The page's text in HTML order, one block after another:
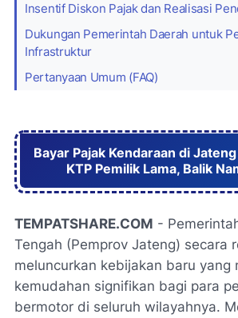
Insentif Diskon Pajak dan Realisasi
Dukungan Pemerintah Daerah untuk
Infrastruktur
Pertanyaan Umum (FAQ)
Bayar Pajak Kendaraan di
KTP Pemilik Lama, Balik
TEMPATSHARE.COM -
Tengah (Pemprov Jateng) secara
meluncurkan kebijakan baru yang
kemudahan signifikan bagi para
bermotor di seluruh wilayahnya.